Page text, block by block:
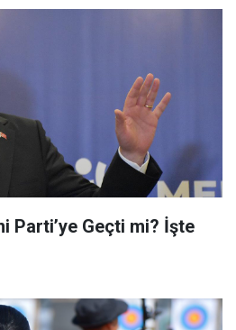
Parti’ye Geçti mi? İşte